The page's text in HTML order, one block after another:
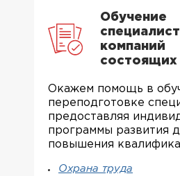
Обучение
компаний
состоящих
Окажем помощь в
переподготовке
предоставляя
программы развития
повышения
Охрана труда